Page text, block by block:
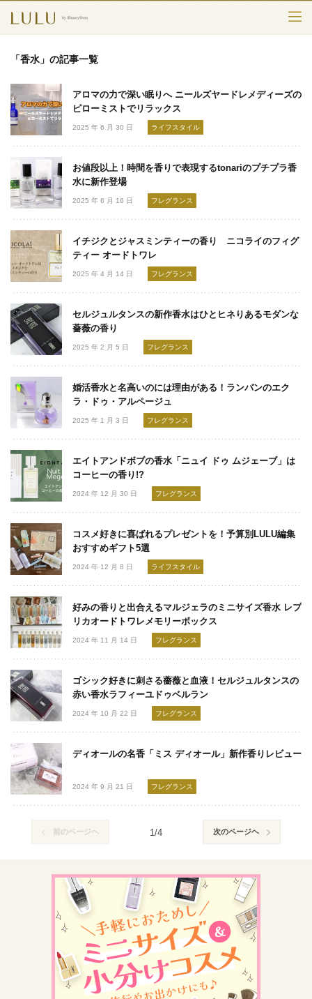
スキンケア
メークアップ
エイジングケア
フレグランス
ボディ＆ヘア
ライフスタイル
検索
「香水」の記事一覧
アロマの力で深い眠りへ ニールズヤードレメディーズの
ピローミストでリラックス
2025 年 6 月 30 日 ライフスタイル
お値段以上！時間を香りで表現するtonariのプチプラ香
水に新作登場
2025 年 6 月 16 日 フレグランス
イチジクとジャスミンティーの香り ニコライのフィグ
ティー オードトワレ
2025 年 4 月 14 日 フレグランス
セルジュルタンスの新作香水はひとヒネりあるモダンな
薔薇の香り
2025 年 2 月 5 日 フレグランス
婚活香水と名高いのには理由がある！ランバンのエク
ラ・ドゥ・アルページュ
2025 年 1 月 3 日 フレグランス
エイトアンドボブの香水「ニュイ ドゥ ムジェーブ」は
コーヒーの香り!?
2024 年 12 月 30 日 フレグランス
コスメ好きに喜ばれるプレゼントを！予算別LULU編集
おすすめギフト5選
2024 年 12 月 8 日 ライフスタイル
好みの香りと出合えるマルジェラのミニサイズ香水 レプ
リカオードトワレメモリーボックス
2024 年 11 月 14 日 フレグランス
ゴシック好きに刺さる薔薇と血液！セルジュルタンスの
赤い香水ラフィーユドゥベルラン
2024 年 10 月 22 日 フレグランス
ディオールの名香「ミス ディオール」新作香りレビュー
2024 年 9 月 21 日 フレグランス
前のページヘ 1/4 次のページヘ